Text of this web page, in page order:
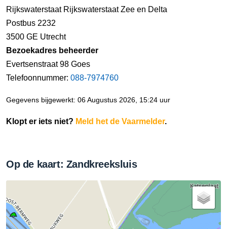
Rijkswaterstaat Rijkswaterstaat Zee en Delta
Postbus 2232
3500 GE Utrecht
Bezoekadres beheerder
Evertsenstraat 98 Goes
Telefoonnummer: 088-7974760
Gegevens bijgewerkt: 06 Augustus 2026, 15:24 uur
Klopt er iets niet? Meld het de Vaarmelder.
Op de kaart: Zandkreeksluis